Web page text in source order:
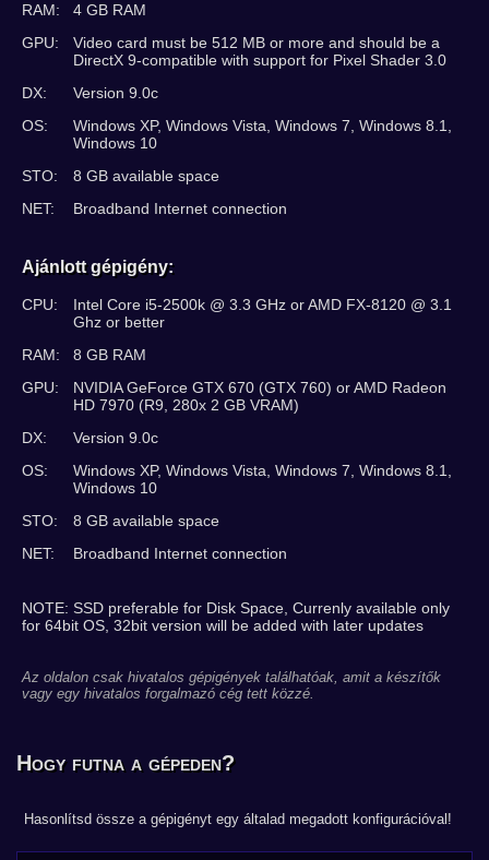
RAM:
4 GB RAM
GPU:
Video card must be 512 MB or more and should be a
DirectX 9-compatible with support for Pixel Shader 3.0
DX:
Version 9.0c
OS:
Windows XP, Windows Vista, Windows 7, Windows 8.1,
Windows 10
STO:
8 GB available space
NET:
Broadband Internet connection
Ajánlott gépigény:
CPU:
Intel Core i5-2500k @ 3.3 GHz or AMD FX-8120 @ 3.1
Ghz or better
RAM:
8 GB RAM
GPU:
NVIDIA GeForce GTX 670 (GTX 760) or AMD Radeon
HD 7970 (R9, 280x 2 GB VRAM)
DX:
Version 9.0c
OS:
Windows XP, Windows Vista, Windows 7, Windows 8.1,
Windows 10
STO:
8 GB available space
NET:
Broadband Internet connection
NOTE: SSD preferable for Disk Space, Currenly available only
for 64bit OS, 32bit version will be added with later updates
Az oldalon csak hivatalos gépigények találhatóak, amit a készítők
vagy egy hivatalos forgalmazó cég tett közzé.
Hogy futna a gépeden?
Hasonlítsd össze a gépigényt egy általad megadott konfigurációval!